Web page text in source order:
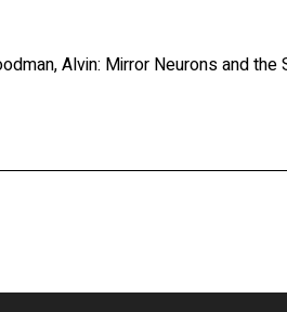
Alvin: Mirror Neurons and